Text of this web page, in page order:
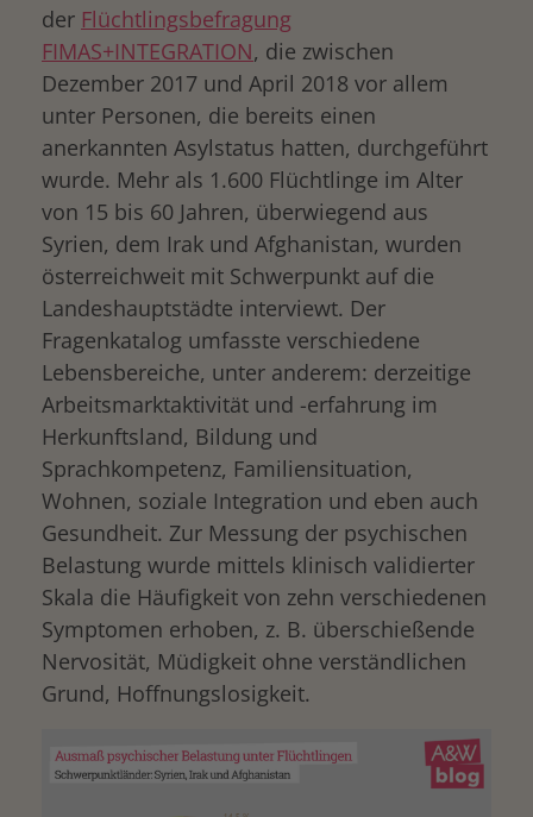
der Flüchtlingsbefragung
FIMAS+INTEGRATION, die zwischen
Dezember 2017 und April 2018 vor allem
unter Personen, die bereits einen
anerkannten Asylstatus hatten, durchgeführt
wurde. Mehr als 1.600 Flüchtlinge im Alter
von 15 bis 60 Jahren, überwiegend aus
Syrien, dem Irak und Afghanistan, wurden
österreichweit mit Schwerpunkt auf die
Landeshauptstädte interviewt. Der
Fragenkatalog umfasste verschiedene
Lebensbereiche, unter anderem: derzeitige
Arbeitsmarktaktivität und -erfahrung im
Herkunftsland, Bildung und
Sprachkompetenz, Familiensituation,
Wohnen, soziale Integration und eben auch
Gesundheit. Zur Messung der psychischen
Belastung wurde mittels klinisch validierter
Skala die Häufigkeit von zehn verschiedenen
Symptomen erhoben, z. B. überschießende
Nervosität, Müdigkeit ohne verständlichen
Grund, Hoffnungslosigkeit.